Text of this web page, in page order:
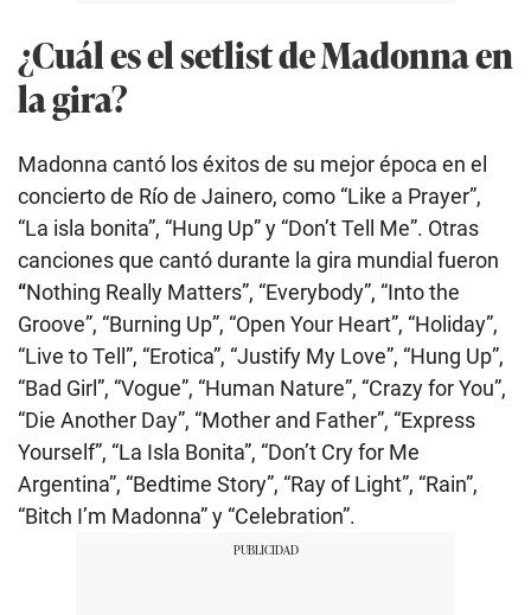
¿Cuál es el setlist de Madonna en
la gira?
Madonna cantó los éxitos de su mejor época en el
concierto de Río de Jainero, como “Like a Prayer”,
“La isla bonita”, “Hung Up” y “Don’t Tell Me”. Otras
canciones que cantó durante la gira mundial fueron
“Nothing Really Matters”, “Everybody”, “Into the
Groove”, “Burning Up”, “Open Your Heart”, “Holiday”,
“Live to Tell”, “Erotica”, “Justify My Love”, “Hung Up”,
“Bad Girl”, “Vogue”, “Human Nature”, “Crazy for You”,
“Die Another Day”, “Mother and Father”, “Express
Yourself”, “La Isla Bonita”, “Don’t Cry for Me
Argentina”, “Bedtime Story”, “Ray of Light”, “Rain”,
“Bitch I’m Madonna” y “Celebration”.